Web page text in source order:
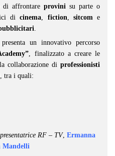
di affrontare provini su parte o
dicinema, fiction, sitcome
.
presenta un innovativo percorso
, finalizzato a creare le
collaborazione di professionisti
tra i quali:
RF – TV, Ermanna
Mandelli